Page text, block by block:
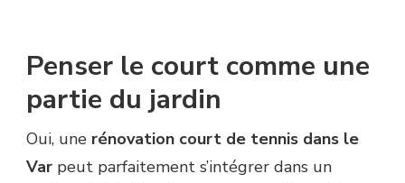
DE
VAR
PEUT-
Penser le court comme une
partie du jardin
Oui, une rénovation court de tennis dans le
Var peut parfaitement s’intégrer dans un